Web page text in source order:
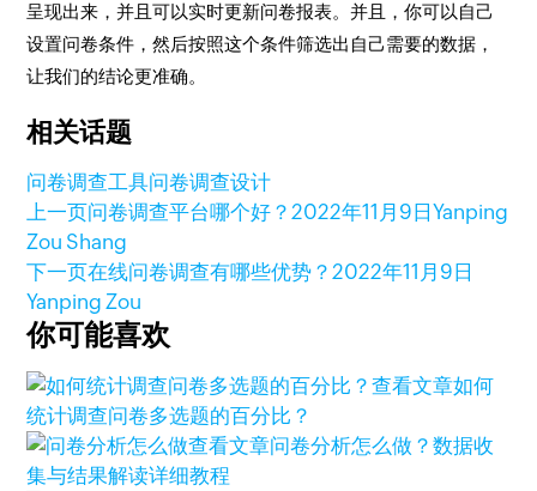
呈现出来，并且可以实时更新问卷报表。并且，你可以自己
设置问卷条件，然后按照这个条件筛选出自己需要的数据，
让我们的结论更准确。
相关话题
问卷调查工具问卷调查设计
上一页问卷调查平台哪个好？2022年11月9日Yanping
Zou Shang
下一页在线问卷调查有哪些优势？2022年11月9日
Yanping Zou
你可能喜欢
查看文章如何
统计调查问卷多选题的百分比？
查看文章问卷分析怎么做？数据收
集与结果解读详细教程